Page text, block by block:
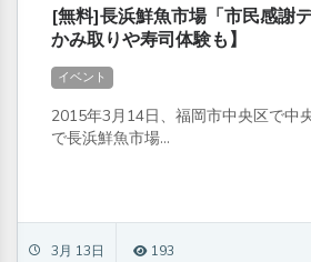
[無料]長浜鮮魚市場「市民感謝
かみ取りや寿司体験も】
イベント
2015年3月14日、福岡市中央区で中
で長浜鮮魚市場...
3月 13日 193